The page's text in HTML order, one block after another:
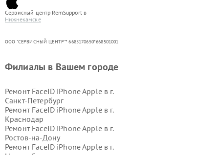
Сервисный центр RemSupport в
Нижнекамске
ООО "СЕРВИСНЫЙ ЦЕНТР"* 6685170650*668501001
Филиалы в Вашем городе
Ремонт FaceID iPhone Apple в г.
Санкт-Петербург
Ремонт FaceID iPhone Apple в г.
Краснодар
Ремонт FaceID iPhone Apple в г.
Ростов-на-Дону
Ремонт FaceID iPhone Apple в г.